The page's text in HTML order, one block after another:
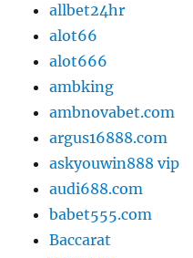
allbet24hr
alot66
alot666
ambking
ambnovabet.com
argus16888.com
askyouwin888 vip
audi688.com
babet555.com
Baccarat